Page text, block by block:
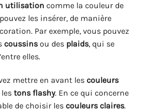
utilisation comme la couleur de
les insérer, de manière
Par exemple, vous pouvez
coussins ou des plaids, qui se
elles.
mettre en avant les couleurs
tons flashy. En ce qui concerne
de choisir les couleurs claires.